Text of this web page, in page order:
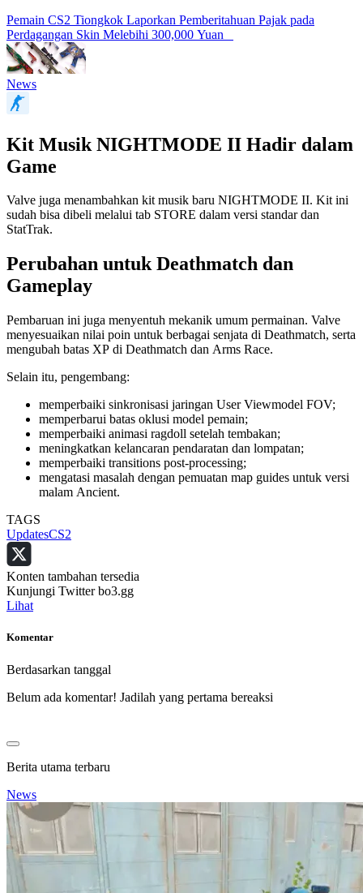
Pemain CS2 Tiongkok Laporkan Pemberitahuan Pajak pada
Perdagangan Skin Melebihi 300,000 Yuan
News
Kit Musik NIGHTMODE II Hadir dalam
Game
Valve juga menambahkan kit musik baru NIGHTMODE II. Kit ini
sudah bisa dibeli melalui tab STORE dalam versi standar dan
StatTrak.
Perubahan untuk Deathmatch dan
Gameplay
Pembaruan ini juga menyentuh mekanik umum permainan. Valve
menyesuaikan nilai poin untuk berbagai senjata di Deathmatch, serta
mengubah batas XP di Deathmatch dan Arms Race.
Selain itu, pengembang:
memperbaiki sinkronisasi jaringan User Viewmodel FOV;
memperbarui batas oklusi model pemain;
memperbaiki animasi ragdoll setelah tembakan;
meningkatkan kelancaran pendaratan dan lompatan;
memperbaiki transitions post-processing;
mengatasi masalah dengan pemuatan map guides untuk versi
malam Ancient.
TAGS
UpdatesCS2
Konten tambahan tersedia
Kunjungi Twitter bo3.gg
Lihat
Komentar
Berdasarkan tanggal
Belum ada komentar! Jadilah yang pertama bereaksi
Berita utama terbaru
News